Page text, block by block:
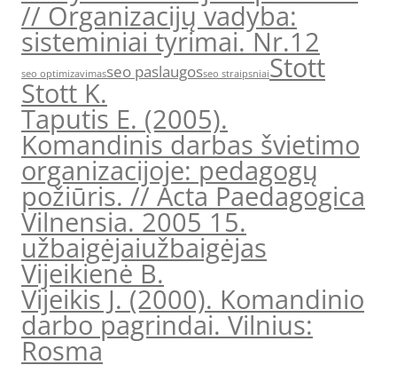
// Organizacijų vadyba:
sisteminiai tyrimai. Nr.12
seo optimizavimasseo paslaugosseo straipsniaiStott
Stott K.
Taputis E. (2005).
Komandinis darbas švietimo
organizacijoje: pedagogų
požiūris. // Acta Paedagogica
Vilnensia. 2005 15.
užbaigėjaiužbaigėjas
Vijeikienė B.
Vijeikis J. (2000). Komandinio
darbo pagrindai. Vilnius:
Rosma